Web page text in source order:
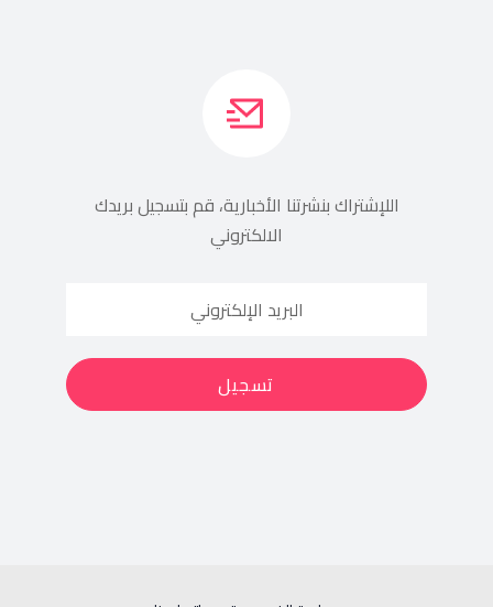
اللإشتراك بنشرتنا الأخبارية، قم بتسجيل بريدك
الالكتروني